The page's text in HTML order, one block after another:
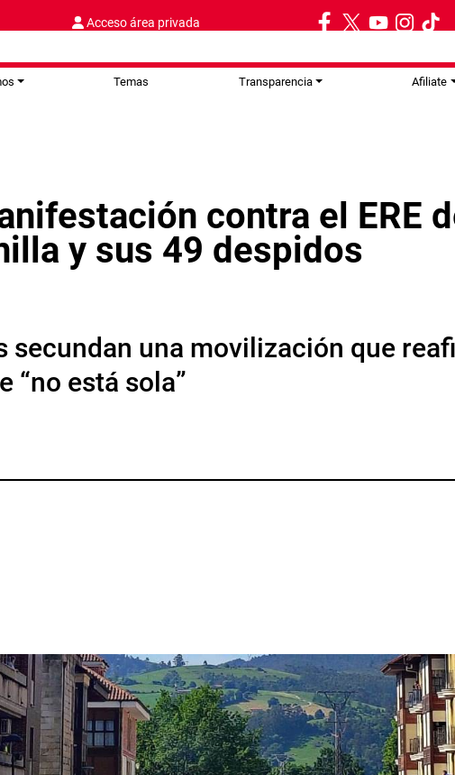
Acceso área privada
Temas Transparencia Afiliate
contra el ERE
y sus 49 despidos
secundan una movilización que
“no está sola”